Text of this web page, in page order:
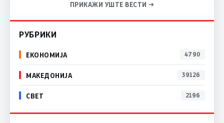
ПРИКАЖИ УШТЕ ВЕСТИ →
РУБРИКИ
ЕКОНОМИЈА 4790
МАКЕДОНИЈА 39126
СВЕТ 2196